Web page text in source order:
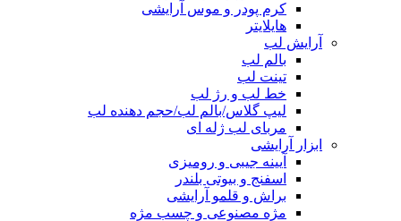
کرم پودر و موس آرایشی
هایلایتر
آرایش لب
بالم لب
تینت لب
خط لب و رژ لب
لیپ گلاس/بالم لب/حجم دهنده لب
مربای لب ژله ای
ابزار آرایشی
آیینه جیبی و رومیزی
اسفنج و بیوتی بلندر
براش و قلمو آرایشی
مژه مصنوعی و چسب مژه